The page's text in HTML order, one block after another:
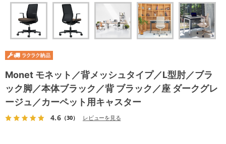
Monet モネット／背メッシュタイプ／L型肘／ブラ
ック脚／本体ブラック／背 ブラック／座 ダークグレ
ージュ／カーペット用キャスター
4.6（30） レビューを見る